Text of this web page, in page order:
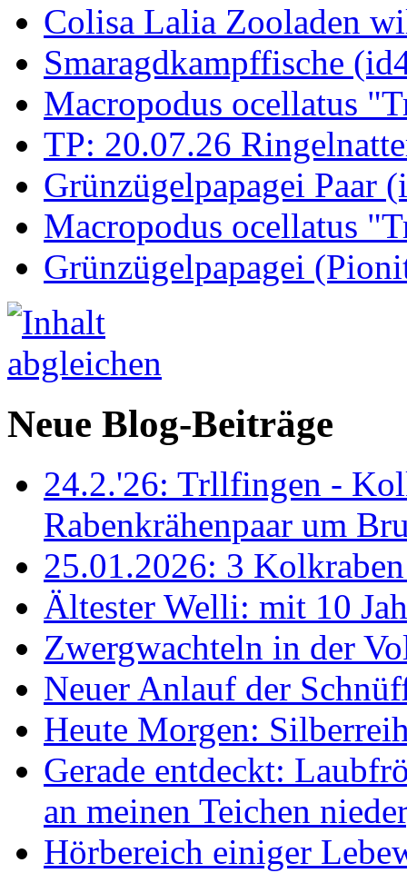
Colisa Lalia Zooladen
Smaragdkampffische
Macropodus ocellatus
TP: 20.07.26
Grünzügelpapagei Paar
Macropodus ocellatus
Grünzügelpapagei
Neue Blog-Beiträge
24.2.'26: Trllfingen -
Rabenkrähenpaar um
25.01.2026: 3
Ältester Welli: mit 10
Zwergwachteln in der
Neuer Anlauf der
Heute Morgen:
Gerade entdeckt:
an meinen Teichen
Hörbereich einiger